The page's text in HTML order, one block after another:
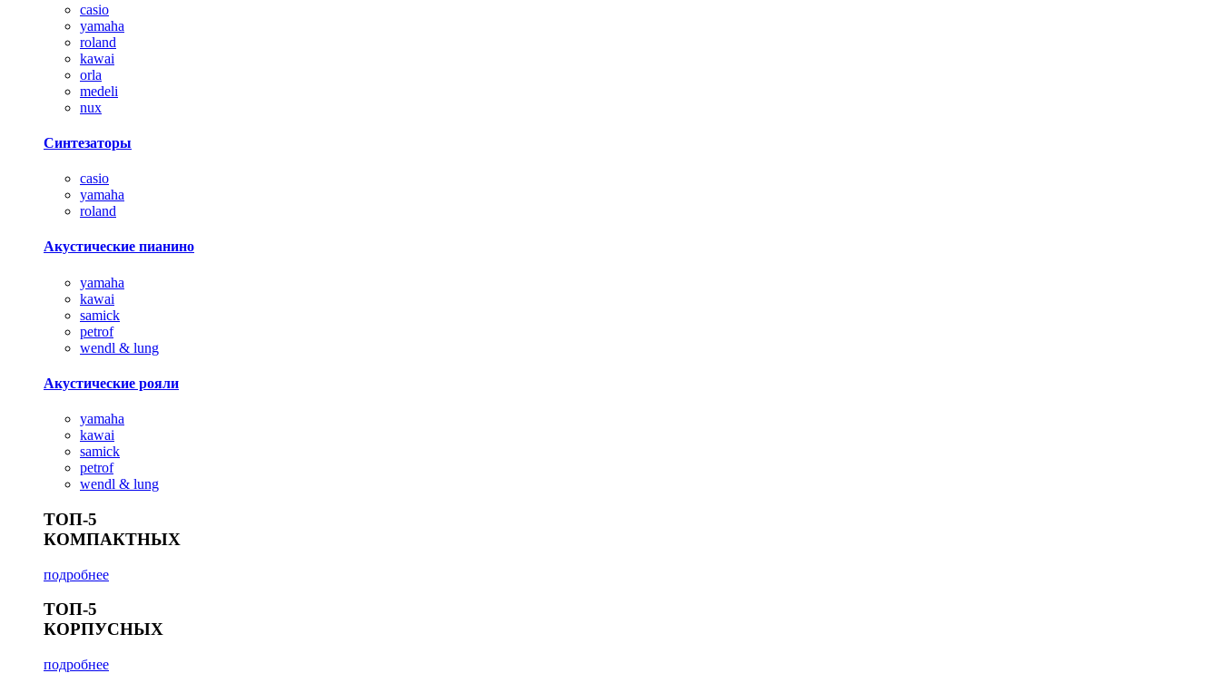
casio
yamaha
roland
kawai
orla
medeli
nux
Синтезаторы
casio
yamaha
roland
Акустические пианино
yamaha
kawai
samick
petrof
wendl & lung
Акустические рояли
yamaha
kawai
samick
petrof
wendl & lung
ТОП-5
КОМПАКТНЫХ
подробнее
ТОП-5
КОРПУСНЫХ
подробнее